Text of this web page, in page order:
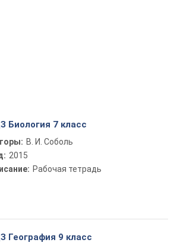
Биология 7 класс
В. И. Соболь
2015
Рабочая тетрадь
География 9 класс